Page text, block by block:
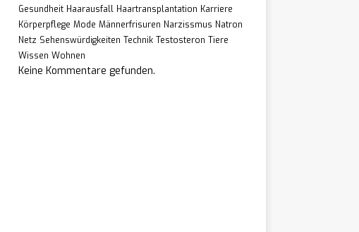
Gesundheit Haarausfall Haartransplantation Karriere
Körperpflege Mode Männerfrisuren Narzissmus Natron
Netz Sehenswürdigkeiten Technik Testosteron Tiere
Wissen Wohnen
Keine Kommentare gefunden.